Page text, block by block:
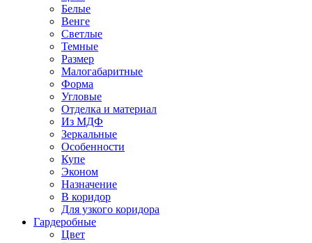
Белые
Венге
Светлые
Темные
Размер
Малогабаритные
Форма
Угловые
Отделка и материал
Из МДФ
Зеркальные
Особенности
Купе
Эконом
Назначение
В коридор
Для узкого коридора
Гардеробные
Цвет